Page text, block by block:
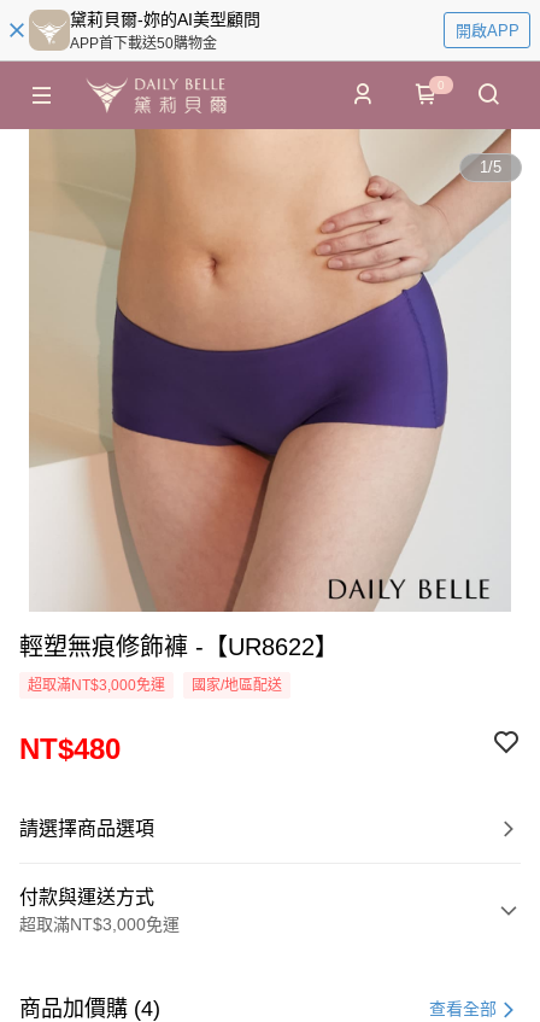
黛莉貝爾-妳的AI美型顧問
APP首下載送50購物金
開啟APP
0
1/5
輕塑無痕修飾褲 -【UR8622】
超取滿NT$3,000免運 國家/地區配送
NT$480
請選擇商品選項
付款與運送方式
超取滿NT$3,000免運
信用卡一次付款
商品加價購 (4) 查看全部